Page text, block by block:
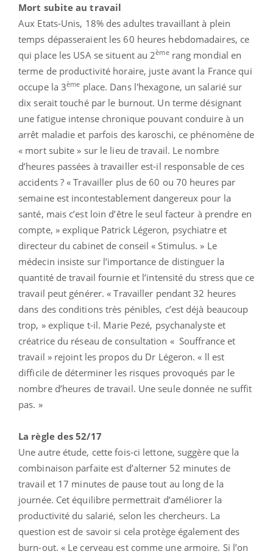
Mort subite au travail
Aux Etats-Unis, 18% des adultes travaillant à plein
temps dépasseraient les 60 heures hebdomadaires, ce
qui place les USA se situent au 2èmerang mondial en
terme de productivité horaire, juste avant la France qui
occupe la 3ème place. Dans l'hexagone, un salarié sur
dix serait touché par le burnout. Un terme désignant
une fatigue intense chronique pouvant conduire à un
arrêt maladie et parfois des karoschi, ce phénomène de
« mort subite » sur le lieu de travail. Le nombre
d’heures passées à travailler est-il responsable de ces
accidents ? « Travailler plus de 60 ou 70 heures par
semaine est incontestablement dangereux pour la
santé, mais c’est loin d’être le seul facteur à prendre en
compte, » explique Patrick Légeron, psychiatre et
directeur du cabinet de conseil « Stimulus. » Le
médecin insiste sur l’importance de distinguer la
quantité de travail fournie et l’intensité du stress que ce
travail peut générer. « Travailler pendant 32 heures
dans des conditions très pénibles, c’est déjà beaucoup
trop, » explique t-il. Marie Pezé, psychanalyste et
créatrice du réseau de consultation « Souffrance et
travail » rejoint les propos du Dr Légeron. « ll est
difficile de déterminer les risques provoqués par le
nombre d’heures de travail. Une seule donnée ne suffit
pas. »
La règle des 52/17
Une autre étude, cette fois-ci lettone, suggère que la
combinaison parfaite est d’alterner 52 minutes de
travail et 17 minutes de pause tout au long de la
journée. Cet équilibre permettrait d’améliorer la
productivité du salarié, selon les chercheurs. La
question est de savoir si cela protège également des
burn-out. « Le cerveau est comme une armoire. Si l’on